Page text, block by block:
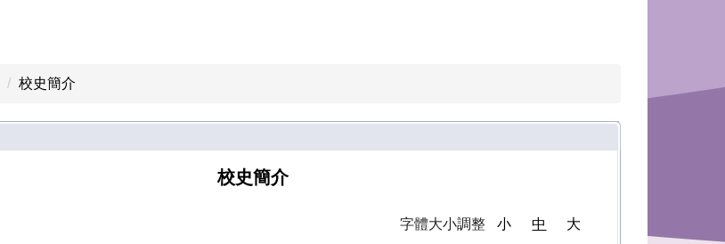
校史簡介
校史簡介
字體大小調整 小 中
大